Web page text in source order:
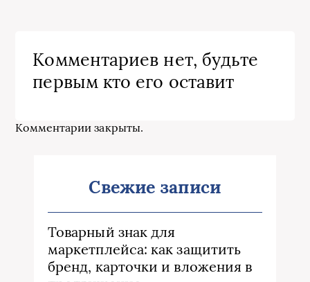
Комментариев нет, будьте
первым кто его оставит
Комментарии закрыты.
Свежие записи
Товарный знак для
маркетплейса: как защитить
бренд, карточки и вложения в